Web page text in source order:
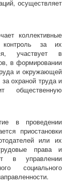
осуществляет
коллективные
контроль за их
участвует в
в формировании
и окружающей
охраной труда и
общественную
в проведении
приостановки
или их
права и
в управлении
социального